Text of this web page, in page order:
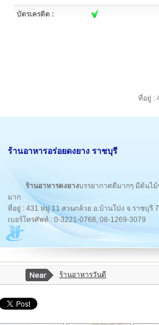
บัตรเครดิต :
ที่อยู่ :
ร้านอาหารอร่อยดงยาง ราชบุรี
ร้านอาหารดงยางบรรยากาศดีมากๆ มีต้นไม้
มาก
ที่อยู่ : 431 หมู่ 11 สวนกล้วย อ.บ้านโป่ง จ.ราชบุรี
เบอร์โทรศัพท์ : 0-3221-0768, 08-1269-3079
ร้านอาหารวันดี